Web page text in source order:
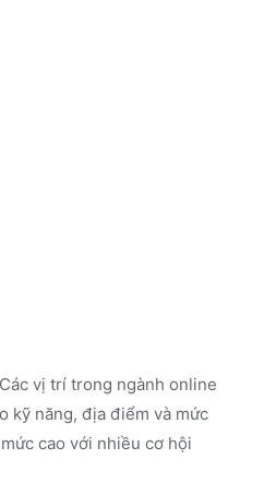
vị trí trong ngành online
kỹ năng, địa điểm và mức
cao với nhiều cơ hội